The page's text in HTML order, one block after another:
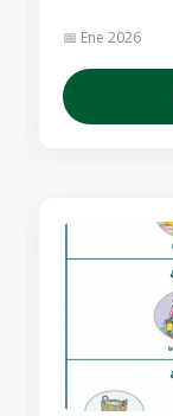
📅 Ene 2026